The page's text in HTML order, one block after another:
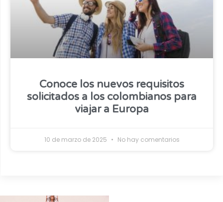
Conoce los nuevos requisitos
solicitados a los colombianos para
viajar a Europa
10 de marzo de 2025 No hay comentarios